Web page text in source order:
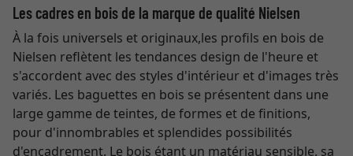
Les cadres en bois de la marque de qualité Nielsen
À la fois universels et originaux,les profils en bois de
Nielsen reflètent les tendances design de l'heure et
s'accordent avec des styles d'intérieur et d'images très
variés. Les baguettes en bois se présentent dans une
large gamme de teintes, de formes et de finitions,
pour d'innombrables et splendides possibilités
d'encadrement. Le bois étant un matériau sensible, sa